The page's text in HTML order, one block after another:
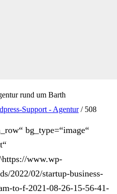
rund um Barth
Support - Agentur / 508
bg_type=“image“
www.wp-
2022/02/startup-business-
to-f-2021-08-26-15-56-41-